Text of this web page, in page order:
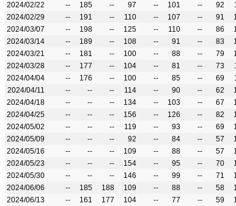
2024/02/22
-- 185 -- 97 -- 101 -- 92
2024/02/29
-- 191 -- 110 -- 107 -- 91
2024/03/07
-- 198 -- 125 -- 110 -- 86
2024/03/14
-- 189 -- 108 -- 91 -- 83
2024/03/21
-- 181 -- 100 -- 88 -- 79
2024/03/28
-- 177 -- 104 -- 81 -- 73
2024/04/04
-- 176 -- 100 -- 85 -- 69
2024/04/11
-- -- -- 114 -- 90 -- 62
2024/04/18
-- -- -- 134 -- 103 -- 67
2024/04/25
-- -- -- 156 -- 126 -- 82
2024/05/02
-- -- -- 119 -- 93 -- 69
2024/05/09
-- -- -- 92 -- 84 -- 57
2024/05/16
-- -- -- 109 -- 88 -- 57
2024/05/23
-- -- -- 154 -- 95 -- 70
2024/05/30
-- -- -- 146 -- 99 -- 71
2024/06/06
-- 185 188 109 -- 88 -- 58
2024/06/13
-- 161 177 104 -- 77 -- 59